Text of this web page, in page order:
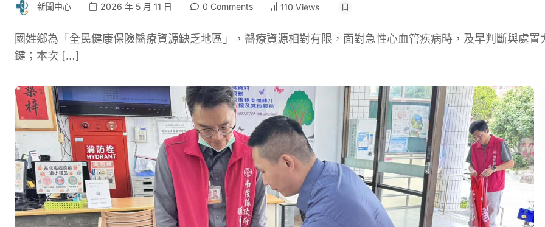
新聞中心 2026 年 5 月 11 日 0 Comments 110 Views
國姓鄉為「全民健康保險醫療資源缺乏地區」，醫療資源相對有限，面對急性心血管疾病時，及早判斷與處置
鍵；本次 […]